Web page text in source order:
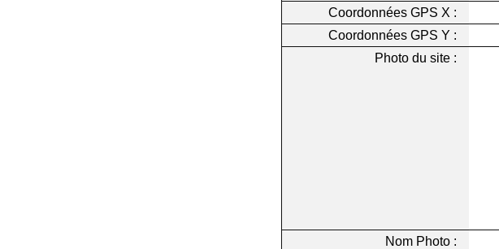
Coordonnées GPS X :
Coordonnées GPS Y :
Photo du site :
Nom Photo :